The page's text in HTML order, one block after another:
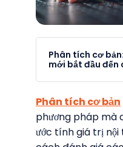
Phân tích cơ
mới bắt đầu đến
Phân tích cơ bản
phương pháp mà
ước tính giá trị nội